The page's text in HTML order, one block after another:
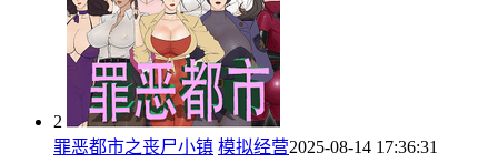
2
罪恶都市之丧尸小镇 模拟经营2025-08-14 17:36:31